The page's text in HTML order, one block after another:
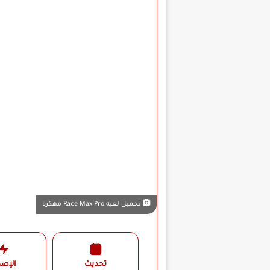
تحميل لعبة Race Max Pro مهكرة
تحديث